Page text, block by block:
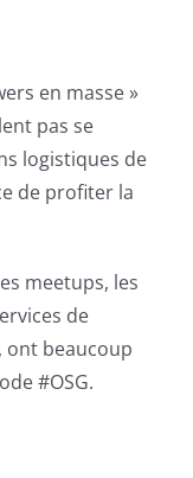
en masse »
pas se
logistiques de
de profiter la
meetups, les
de
ont beaucoup
#OSG.